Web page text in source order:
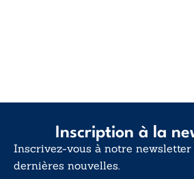
Inscription à la
Inscrivez-vous à notre newsletter
dernières nouvelles.